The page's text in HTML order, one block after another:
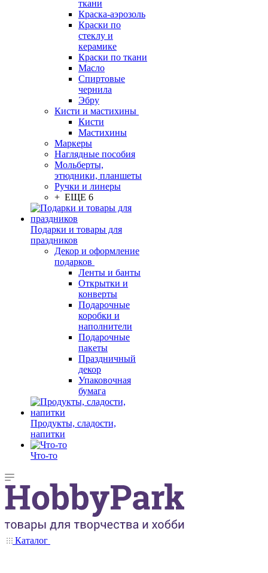
ткани
Краска-аэрозоль
Краски по
стеклу и
керамике
Краски по ткани
Масло
Спиртовые
чернила
Эбру
Кисти и мастихины
Кисти
Мастихины
Маркеры
Наглядные пособия
Мольберты,
этюдники, планшеты
Ручки и линеры
+ ЕЩЕ 6
Подарки и товары для
праздников
Декор и оформление
подарков
Ленты и банты
Открытки и
конверты
Подарочные
коробки и
наполнители
Подарочные
пакеты
Праздничный
декор
Упаковочная
бумага
Продукты, сладости,
напитки
Что-то
Каталог